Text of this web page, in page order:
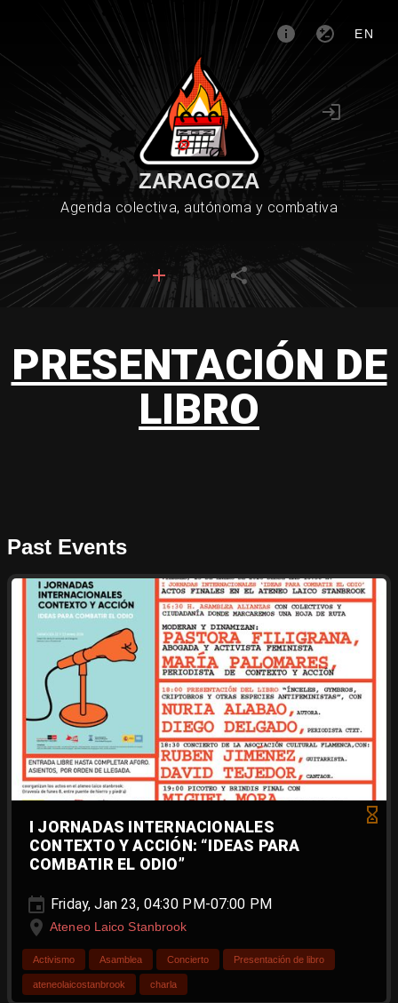
EN
ZARAGOZA
Agenda colectiva, autónoma y combativa
PRESENTACIÓN DE
LIBRO
Past Events
I JORNADAS INTERNACIONALES
CONTEXTO Y ACCIÓN: “IDEAS PARA
COMBATIR EL ODIO”
Friday, Jan 23, 04:30 PM-07:00 PM
Ateneo Laico Stanbrook
Activismo Asamblea Concierto Presentación de libro
ateneolaicostanbrook charla